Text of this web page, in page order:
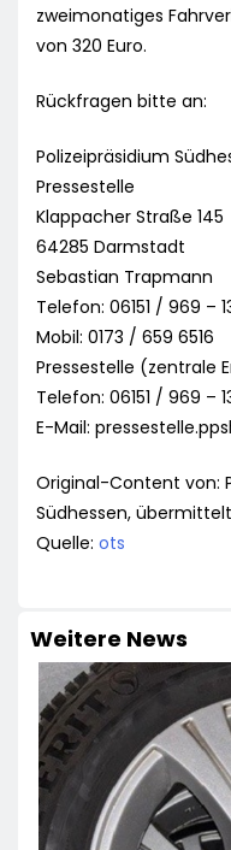
zweimonatiges
von 320 Euro.
Rückfragen bitte an:
Polizeipräsidium
Pressestelle
Klappacher Straße 145
64285 Darmstadt
Sebastian Trapmann
Telefon: 06151 / 969 –
Mobil: 0173 / 659 6516
Pressestelle (zentrale
Telefon: 06151 / 969 –
E-Mail:
Original-Content von:
Südhessen,
Quelle: ots
Weitere News